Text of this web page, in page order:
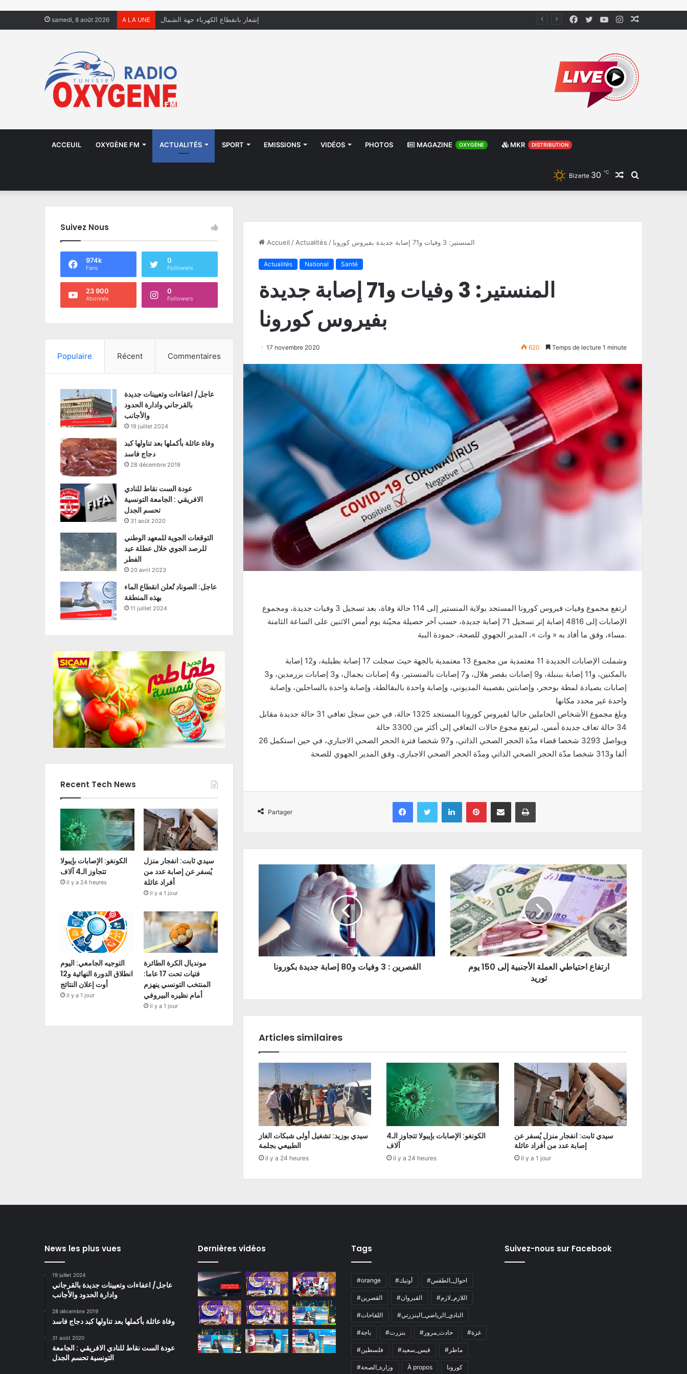
samedi, 8 août 2026 A LA UNE منظّمة تدعو السلطات إلى التدخل بعد تداول صور أطفال يعيشون في الشوارع Instagram
YouTube
Twitter
Facebook
ACCEUIL OXYGÈNE FM ACTUALITÉS SPORT EMISSIONS VIDÉOS PHOTOS MAGAZINE OXYGÈNE MKR DISTRIBUTION
Rechercher
Article
Bizerte 30 ℃
Accueil / Actualités / المنستير: 3 وفيات و71 إصابة جديدة بفيروس كورونا
Actualités National Santé
المنستير: 3 وفيات و71 إصابة جديدة
بفيروس كورونا
17 novembre 2020 620 Temps de lecture 1 minute
ارتفع مجموع وفيات فيروس كورونا المستجد بولاية المنستير إلى 114 حالة وفاة، بعد تسجيل 3 وفيات جديدة، ومجموع
الإصابات إلى 4816 إصابة إثر تسجيل 71 إصابة جديدة، حسب آخر حصيلة محيّنة يوم أمس الاثنين على الساعة الثامنة
مساء، وفق ما أفاد به « وات »، المدير الجهوي للصحة، حمودة الببة.
وشملت الإصابات الجديدة 11 معتمدية من مجموع 13 معتمدية بالجهة حيث سجلت 17 إصابة بطبلبة، و12 إصابة
بالمكنين، و11 إصابة ببنبلة، و9 إصابات بقصر هلال، و7 إصابات بالمنستير، و4 إصابات بجمال، و3 إصابات بزرمدين، و3
إصابات بصيادة لمطة بوحجر، وإصابتين بقصيبة المديوني، وإصابة واحدة بالبقالطة، وإصابة واحدة بالساحلين، وإصابة
واحدة غير محدد مكانها
وبلغ مجموع الأشخاص الحاملين حاليا لفيروس كورونا المستجد 1325 حالة، في حين سجل تعافي 31 حالة جديدة مقابل
34 حالة تعاف جديدة أمس، ليرتفع مجوع حالات التعافي إلى أكثر من 3300 حالة
ويواصل 3293 شخصا قضاء مدّة الحجر الصحي الذاتي، و97 شخصا فترة الحجر الصحي الاجباري، في حين استكمل 26
ألفا و313 شخصا مدّة الحجر الصحي الذاتي ومدّة الحجر الصحي الاجباري، وفق المدير الجهوي للصحة
Partager
Facebook Twitter Linkedin Pinterest Partager par email Imprimer
القصرين : 3 وفيات و80 إصابة جديدة بكورونا
ارتفاع احتياطي العملة الأجنبية إلى 150 يوم
توريد
Articles similaires
سيدي بوزيد: تشغيل أولى شبكات الغاز
الطبيعي بجلمة
il y a 24 heures
الكونغو: الإصابات بإيبولا تتجاوز الـ4
آلاف
il y a 24 heures
سيدي ثابت: انفجار منزل يُسفر عن
إصابة عدد من أفراد عائلة
il y a 1 jour
Suivez Nous
974k
Fans
0
Followers
23 900
Abonnés
0
Followers
Populaire Récent Commentaires
عاجل/ اعفاءات وتعيينات جديدة
بالقرجاني وادارة الحدود
والأجانب
19 juillet 2024
وفاة عائلة بأكملها بعد تناولها كبد
دجاج فاسد
28 décembre 2019
عودة الست نقاط للنادي
الافريقي : الجامعة التونسية
تحسم الجدل
31 août 2020
التوقعات الجوية للمعهد الوطني
للرصد الجوي خلال عطلة عيد
الفطر
20 avril 2023
عاجل: الصوناد تُعلن انقطاع الماء
بهذه المنطقة
11 juillet 2024
Recent Tech News
الكونغو: الإصابات بإيبولا
تتجاوز الـ4 آلاف
il y a 24 heures
سيدي ثابت: انفجار منزل
يُسفر عن إصابة عدد من
أفراد عائلة
il y a 1 jour
التوجيه الجامعي: اليوم
انطلاق الدورة النهائية و12
أوت إعلان النتائج
il y a 1 jour
مونديال الكرة الطائرة
فتيات تحت 17 عاما:
المنتخب التونسي ينهزم
أمام نظيره البيروفي
il y a 1 jour
News les plus vues
19 juillet 2024
عاجل/ اعفاءات وتعيينات جديدة بالقرجاني
وادارة الحدود والأجانب
28 décembre 2019
وفاة عائلة بأكملها بعد تناولها كبد دجاج فاسد
31 août 2020
عودة الست نقاط للنادي الافريقي : الجامعة
التونسية تحسم الجدل
Dernières vidéos Tags
#orange #أوتيك #احوال_الطقس
#القصرين #القيروان #اللازم_لازم
#اللقاحات #النادي_الرياضي_البنزرتي
#باجة #بنزرت #حادث_مرور #غزة
#فلسطين #قيس_سعيد #ماطر
#وزارة_الصحة À propos كورونا
Suivez-nous sur Facebook